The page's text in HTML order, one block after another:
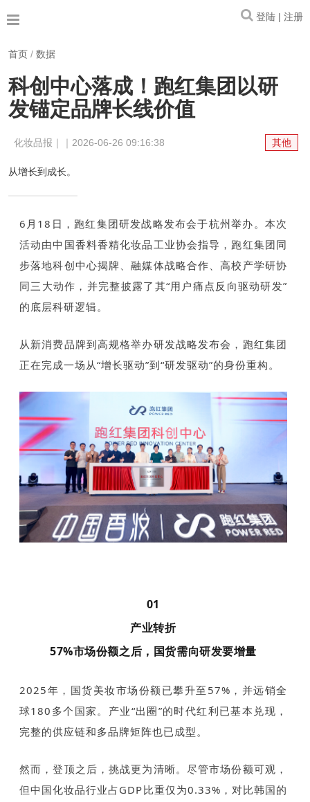
登陆 | 注册
首页 / 数据
科创中心落成！跑红集团以研
发锚定品牌长线价值
化妆品报｜｜2026-06-26 09:16:38 其他
从增长到成长。
6月18日，跑红集团研发战略发布会于杭州举办。本次
活动由中国香料香精化妆品工业协会指导，跑红集团同
步落地科创中心揭牌、融媒体战略合作、高校产学研协
同三大动作，并完整披露了其“用户痛点反向驱动研发”
的底层科研逻辑。
从新消费品牌到高规格举办研发战略发布会，跑红集团
正在完成一场从“增长驱动”到“研发驱动”的身份重构。
01
产业转折
57%市场份额之后，国货需向研发要增量
2025年，国货美妆市场份额已攀升至57%，并远销全
球180多个国家。产业“出圈”的时代红利已基本兑现，
完整的供应链和多品牌矩阵也已成型。
然而，登顶之后，挑战更为清晰。尽管市场份额可观，
但中国化妆品行业占GDP比重仅为0.33%，对比韩国的